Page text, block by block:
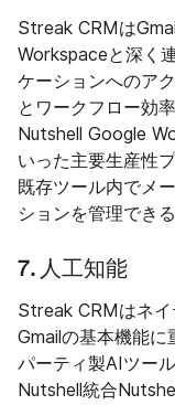
Streak CRMは
Workspaceと深く
ケーションへのア
とワークフロー効
Nutshell Google
いった主要生産性
既存ツール内でメ
ションを管理でき
7. 人工知能
Streak CRMはネイ
Gmailの基本機能に
パーティ製AIツー
Nutshell統合